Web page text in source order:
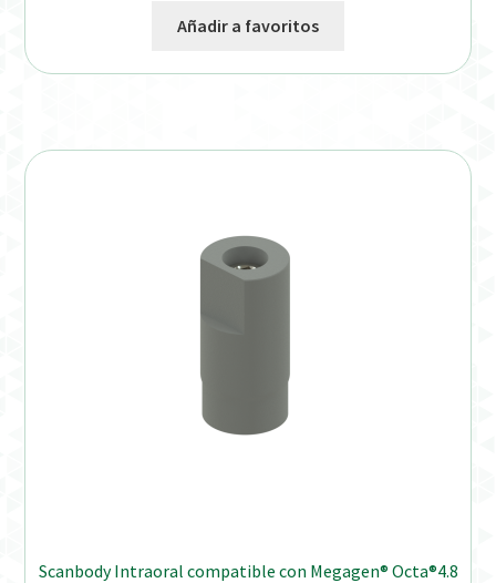
Añadir a favoritos
Scanbody Intraoral compatible con Megagen® Octa®4.8